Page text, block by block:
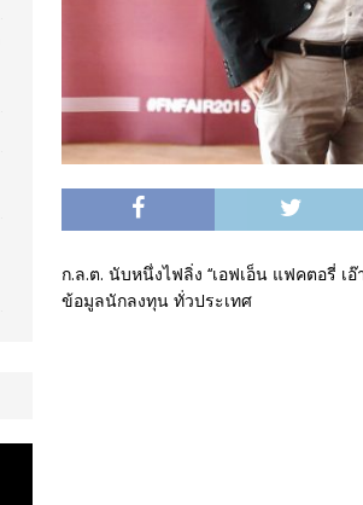
ก.ล.ต. นับหนึ่งไฟลิ่ง ‘‘เอฟเอ็น แฟคตอรี่ เ
ข้อมูลนักลงทุน ทั่วประเทศ